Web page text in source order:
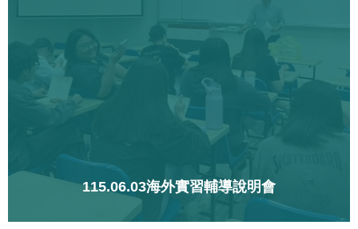
115.06.03海外實習輔導說明會